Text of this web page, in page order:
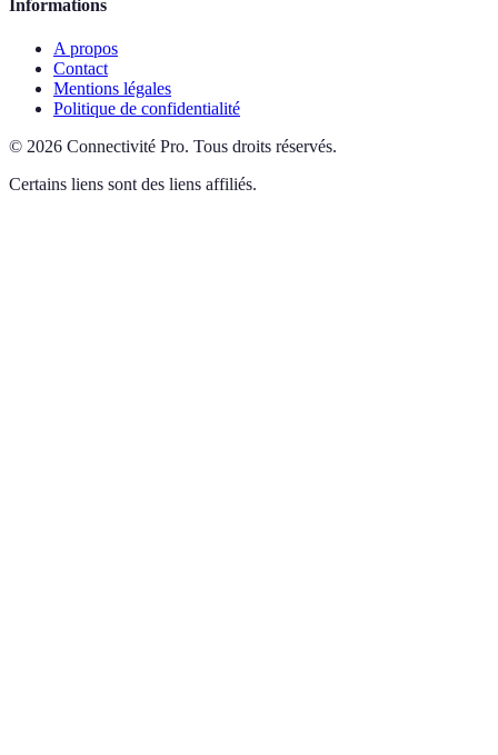
Informations
A propos
Contact
Mentions légales
Politique de confidentialité
© 2026 Connectivité Pro. Tous droits réservés.
Certains liens sont des liens affiliés.